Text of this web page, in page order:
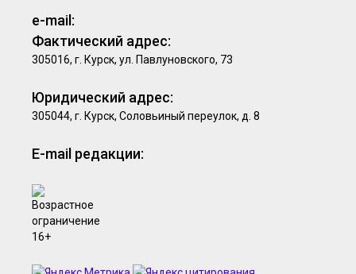
e-mail:
Фактический адрес:
305016, г. Курск, ул. Павлуновского, 73
Юридический адрес:
305044, г. Курск, Соловьиный переулок, д. 8
E-mail редакции: